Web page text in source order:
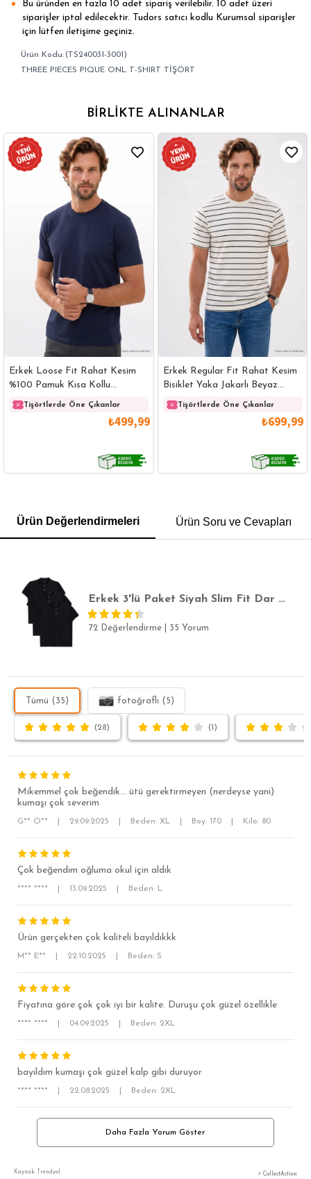
Bu üründen en fazla 10 adet sipariş verilebilir. 10 adet üzeri
siparişler iptal edilecektir. Tudors satıcı kodlu Kurumsal siparişler
için lütfen iletişime geçiniz.
(TS240031-3001)
THREE PIECES PIQUE ONL T-SHIRT TİŞÖRT
BIRLIKTE ALINANLAR
Erkek Loose Fit Rahat Kesim
%100 Pamuk Kısa Kollu
Lacivert Bisiklet Yaka Tişört
Tişörtlerde Öne Çıkanlar
₺499,99
Erkek Regular Fit Rahat Kesim
Bisiklet Yaka Jakarlı Beyaz
Üzeri Siyah Çizgili Tişört
Tişörtlerde Öne Çıkanlar
₺699,99
POLO YAKA T-SHIRT KEMER BOXER
SÜPER SLİM FİT
KLASİK FİT
Ürün Değerlendirmeleri Ürün Soru ve Cevapları
Erkek 3'lü Paket Siyah Slim Fit Dar Kesim Pamuklu Düz Pike Polo Yaka Tişört
72 Değerlendirme 35 Yorum
Tümü (35) fotoğraflı (5)
(28) (1)
Mikemmel çok beğendik… ütü gerektirmeyen (nerdeyse yani)
kumaşı çok severim
G** Ö** 29.09.2025 Beden: XL Boy: 170 Kilo: 80
Çok beğendim oğluma okul için aldık
**** **** 13.09.2025 Beden: L
Ürün gerçekten çok kaliteli bayıldıkkk
M** E** 22.10.2025 Beden: S
Fiyatına göre çok çok iyi bir kalite. Duruşu çok güzel özellikle
**** **** 04.09.2025 Beden: 2XL
bayıldım kumaşı çok güzel kalp gibi duruyor
**** **** 22.08.2025 Beden: 2XL
Daha Fazla Yorum Göster
Kaynak: Trendyol ⚡ CollectAction